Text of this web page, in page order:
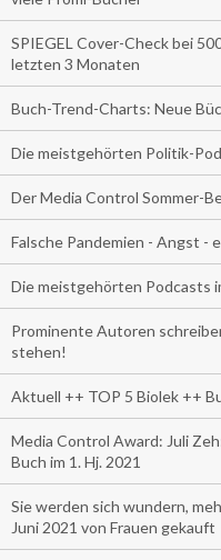
SPIEGEL Cover-Check bei
letzten 3 Monaten
Buch-Trend-Charts: Neue
Die meistgehörten Politik-
Der Media Control Sommer-
Falsche Pandemien - Angst -
Die meistgehörten Podcasts
Prominente Autoren
stehen!
Aktuell ++ TOP 5 Biolek ++
Media Control Award: Juli
Buch im 1. Hj. 2021
Sie werden sich wundern,
Juni 2021 von Frauen gekauft